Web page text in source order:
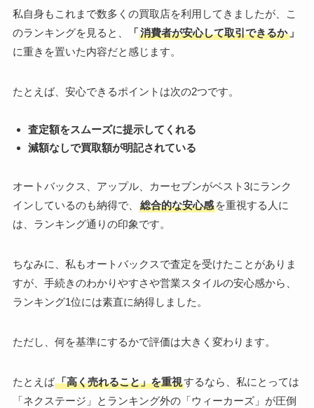
私自身もこれまで数多くの買取店を利用してきましたが、こ
のランキングを見ると、
「消費者が安心して取引できるか」
に重きを置いた内容だと感じます。
たとえば、安心できるポイントは次の2つです。
査定額をスムーズに提示してくれる
減額なしで買取額が明記されている
オートバックス、アップル、カーセブンがベスト3にランク
インしているのも納得で、
総合的な安心感を重視する人に
は、ランキング通りの印象です。
ちなみに、私もオートバックスで査定を受けたことがありま
すが、手続きのわかりやすさや営業スタイルの安心感から、
ランキング1位には素直に納得しました。
ただし、何を基準にするかで評価は大きく変わります。
たとえば「高く売れること」を重視するなら、私にとっては
「ネクステージ」とランキング外の「ウィーカーズ」が圧倒